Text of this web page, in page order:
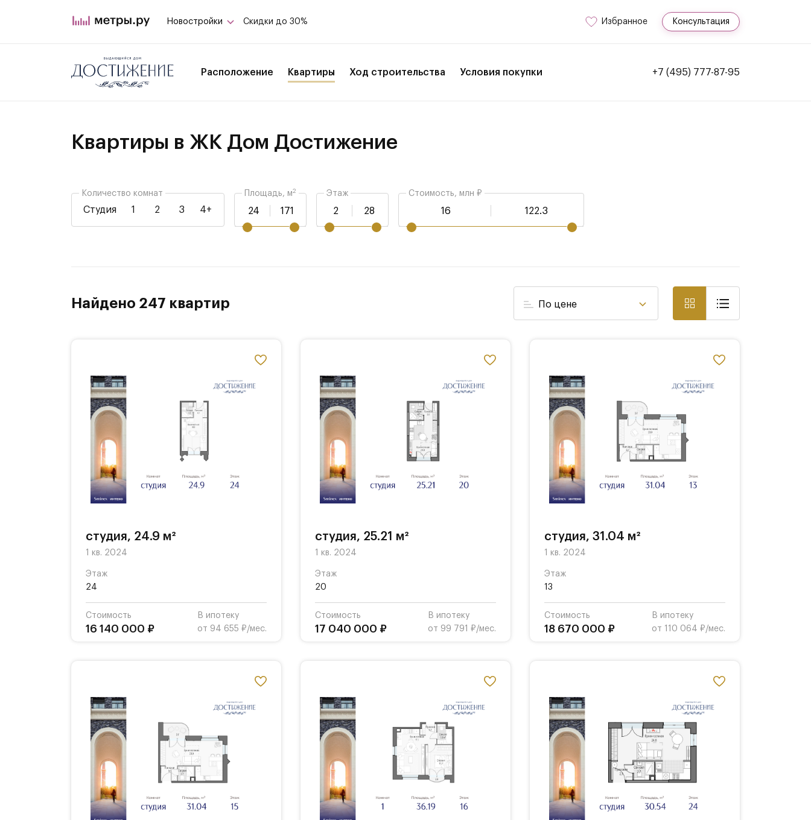
Новостройки Скидки до 30% Избранное Консультация
Расположение Квартиры Ход строительства Условия покупки +7 (495) 777-87-95
Квартиры в ЖК Дом Достижение
Количество комнат
Студия 1 2 3 4+
Площадь, м2 Этаж Стоимость, млн ₽
Найдено 247 квартир По цене
студия, 24.9 м²
1 кв. 2024
Этаж
24
Стоимость
16 140 000 ₽
В ипотеку
от 94 655 ₽/мес.
студия, 25.21 м²
1 кв. 2024
Этаж
20
Стоимость
17 040 000 ₽
В ипотеку
от 99 791 ₽/мес.
студия, 31.04 м²
1 кв. 2024
Этаж
13
Стоимость
18 670 000 ₽
В ипотеку
от 110 064 ₽/мес.